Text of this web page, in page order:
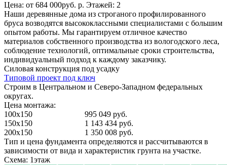
Цена: от 684 000руб. р. Этажей: 2
Наши деревянные дома из строганого профилированного
бруса возводятся высококлассными специалистами с большим
опытом работы. Мы гарантируем отличное качество
материалов собственного производства из вологодского леса,
соблюдение технологий, оптимальные сроки строительства,
индивидуальный подход к каждому заказчику.
Силовая конструкция под усадку
Типовой проект под ключ
Строим в Центральном и Северо-Западном федеральных
округах.
Цена монтажа:
100x150
995 049 руб.
150x150
1 143 434 руб.
200x150
1 350 008 руб.
Тип и цена фундамента определяются и рассчитываются в
зависимости от вида и характеристик грунта на участке.
Схема: 1этаж